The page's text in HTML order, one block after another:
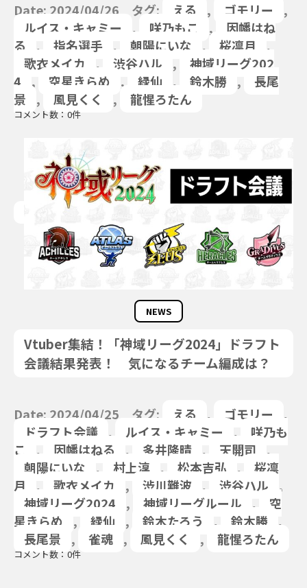
Date: 2024/04/26 タグ: える , ゴモリー
,
ルイス・キャミー
, 咲乃もこ ,
因幡はね
る
, 指名選手 , 朝陽にいな , 桜凛月
,
歌衣メイカ
, 渋谷ハル ,
神域リーグ202
4
, 空星きらめ , 緑仙 , 鈴木勝 ,
長尾
景
, 風見くく , 龍惺ろたん
コメント数：0件
NEWS
Vtuber集結！「神域リーグ2024」ドラフト
会議結果発表！ 気になるチーム編成は？
Date: 2024/04/25 タグ: える , ゴモリー
,
ドラフト会議
, ルイス・キャミー ,
咲乃も
こ
, 因幡はねる , 多井隆晴 , 天開司
,
朝陽にいな
, 村上淳 , 松本吉弘 ,
桜凛
月
, 歌衣メイカ , 渋川難波 , 渋谷ハル
,
神域リーグ2024
, 神域リーグルール ,
空
星きらめ
, 緑仙 , 鈴木たろう , 鈴木勝
,
長尾景
, 雀魂 , 風見くく , 龍惺ろたん
コメント数：0件